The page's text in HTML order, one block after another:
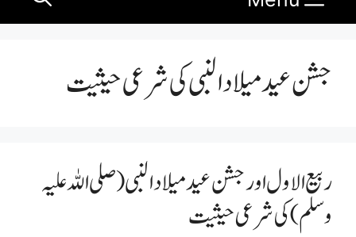
جشن عید میلاد النبی کی شرعی حیثیت
ربیع الاول اور جشن عید میلاد النبی (صلی اللہ علیہ
وسلم) کی شرعی حیثیت